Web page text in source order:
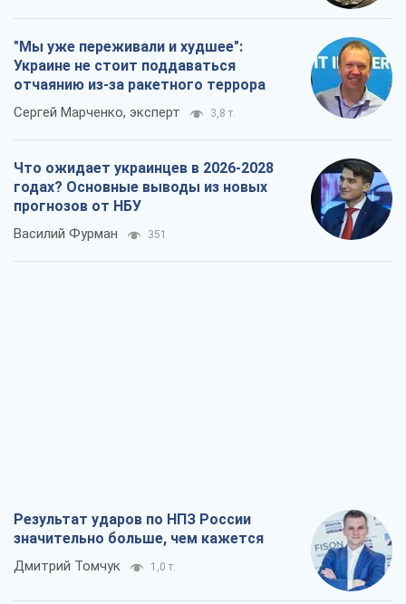
"Мы уже переживали и худшее":
Украине не стоит поддаваться
отчаянию из-за ракетного террора
Сергей Марченко, эксперт 3,8 т.
Что ожидает украинцев в 2026-2028
годах? Основные выводы из новых
прогнозов от НБУ
Василий Фурман 351
Результат ударов по НПЗ России
значительно больше, чем кажется
Дмитрий Томчук 1,0 т.